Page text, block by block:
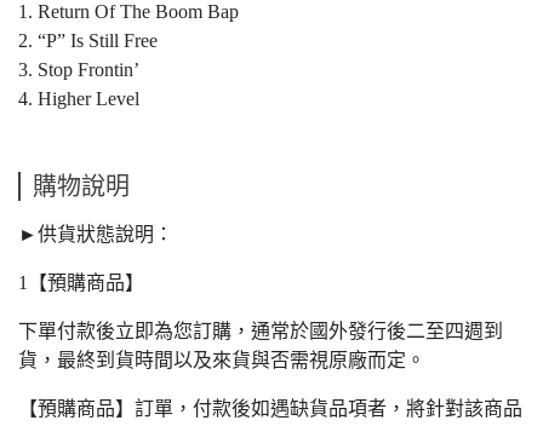
1. Return Of The Boom Bap
2. “P” Is Still Free
3. Stop Frontin’
4. Higher Level
購物說明
►供貨狀態說明：
1【預購商品】
下單付款後立即為您訂購，通常於國外發行後二至四週到
貨，最終到貨時間以及來貨與否需視原廠而定。
【預購商品】訂單，付款後如遇缺貨品項者，將針對該商品